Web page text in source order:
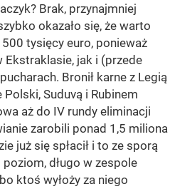
Brak, przynajmniej
okazało się, że warto
tysięcy euro, ponieważ
Ekstraklasie, jak i (przede
Bronił karne z Legią
Suduvą i Rubinem
aż do IV rundy eliminacji
zarobili ponad 1,5 miliona
już się spłacił i to ze sporą
długo w zespole
ktoś wyłoży za niego